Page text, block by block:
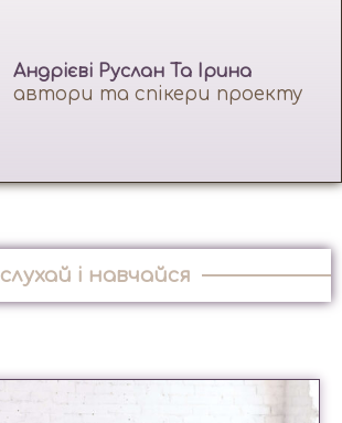
Андрієві Руслан Та Ірина
автори та спікери проекту
слухай і навчайся